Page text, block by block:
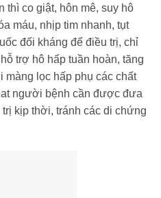
thì co giật, hôn mê, suy hô
máu, nhịp tim nhanh, tụt
đối kháng để điều trị, chỉ
trợ hô hấp tuần hoàn, tăng
màng lọc hấp phụ các chất
người bệnh cần được đưa
kịp thời, tránh các di chứng